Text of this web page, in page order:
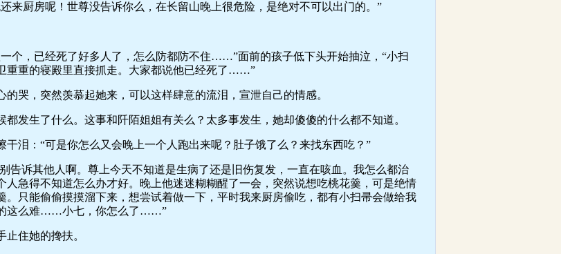
厨房呢！世尊没告诉你么，在长留山晚上很危险，是绝对不可以出门的。”
，已经死了好多人了，怎么防都防不住……”面前的孩子低下头开始抽泣，“小扫
重重的寝殿里直接抓走。大家都说他已经死了……”
，突然羡慕起她来，可以这样肆意的流泪，宣泄自己的情感。
生了什么。这事和阡陌姐姐有关么？太多事发生，她却傻傻的什么都不知道。
：“可是你怎么又会晚上一个人跑出来呢？肚子饿了么？来找东西吃？”
其他人啊。尊上今天不知道是生病了还是旧伤复发，一直在咳血。我怎么都治
急得不知道怎么办才好。晚上他迷迷糊糊醒了一会，突然说想吃桃花羹，可是绝情
只能偷偷摸摸溜下来，想尝试着做一下，平时我来厨房偷吃，都有小扫帚会做给我
的这么难……小七，你怎么了……”
住她的搀扶。